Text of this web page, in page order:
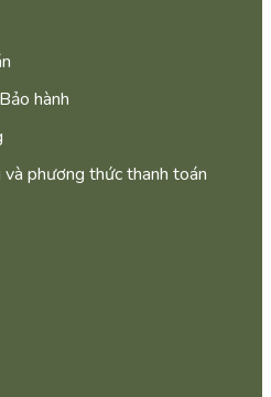
hành
phương thức thanh toán